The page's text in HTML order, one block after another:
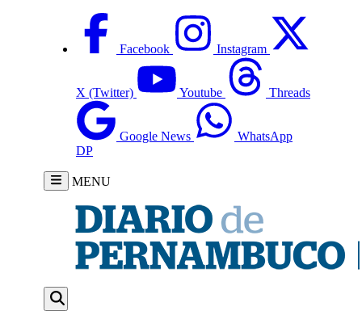
Facebook Instagram
X (Twitter) Youtube Threads
Google News
WhatsApp
DP
MENU